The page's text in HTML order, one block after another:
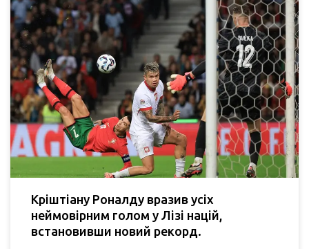
Кріштіану Роналду вразив усіх
неймовірним голом у Лізі націй,
встановивши новий рекорд.